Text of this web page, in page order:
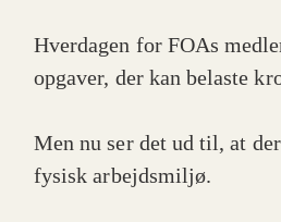
Hverdagen for FOAs
opgaver, der kan belaste
Men nu ser det ud til, at
fysisk arbejdsmiljø.